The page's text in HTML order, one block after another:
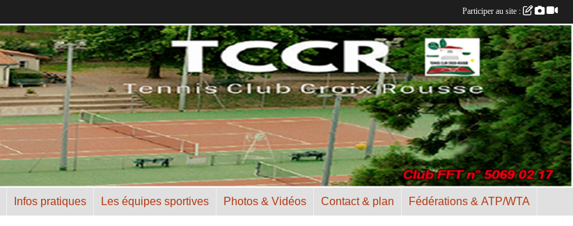
Infos pratiques Les équipes sportives Photos & Vidéos Contact & plan Fédérations & ATP/WTA
Participer au site :